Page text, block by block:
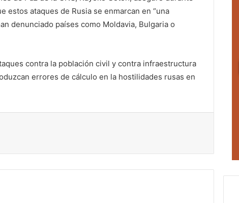
estos ataques de Rusia se enmarcan en “una
denunciado países como Moldavia, Bulgaria o
contra la población civil y contra infraestructura
errores de cálculo en la hostilidades rusas en